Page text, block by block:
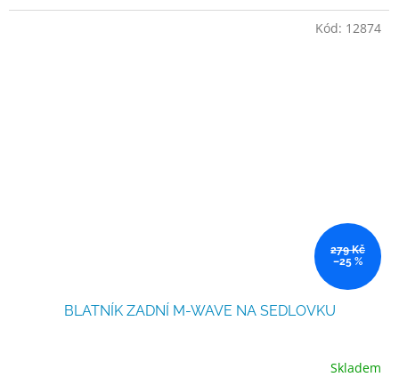
5
279 Kč
–25 %
BLATNÍK ZADNÍ M-WAVE NA SEDLOVKU
Skladem
Kód: 12874